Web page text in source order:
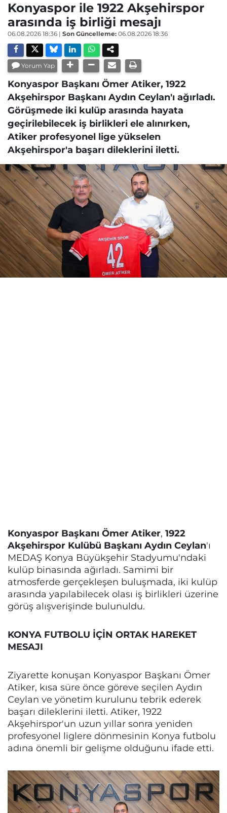
Konyaspor ile 1922 Akşehirspor
arasında iş birliği mesajı
06.08.2026 18:36 | Son Güncelleme: 06.08.2026 18:36
Yorum Yap
Konyaspor Başkanı Ömer Atiker, 1922
Akşehirspor Başkanı Aydın Ceylan'ı ağırladı.
Görüşmede iki kulüp arasında hayata
geçirilebilecek iş birlikleri ele alınırken,
Atiker profesyonel lige yükselen
Akşehirspor'a başarı dileklerini iletti.
Konyaspor Başkanı Ömer Atiker, 1922
Akşehirspor Kulübü Başkanı Aydın Ceylan'ı
MEDAŞ Konya Büyükşehir Stadyumu'ndaki
kulüp binasında ağırladı. Samimi bir
atmosferde gerçekleşen buluşmada, iki kulüp
arasında yapılabilecek olası iş birlikleri üzerine
görüş alışverişinde bulunuldu.
KONYA FUTBOLU İÇİN ORTAK HAREKET
MESAJI
Ziyarette konuşan Konyaspor Başkanı Ömer
Atiker, kısa süre önce göreve seçilen Aydın
Ceylan ve yönetim kurulunu tebrik ederek
başarı dileklerini iletti. Atiker, 1922
Akşehirspor'un uzun yıllar sonra yeniden
profesyonel liglere dönmesinin Konya futbolu
adına önemli bir gelişme olduğunu ifade etti.